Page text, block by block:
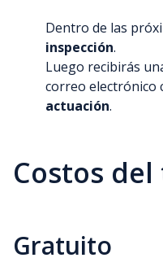
Dentro de las
inspección.
Luego recibirás
correo electrónico
actuación.
Costos
Gratuito